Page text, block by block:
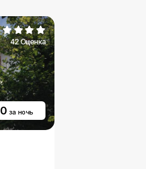
42 Оценка
за ночь